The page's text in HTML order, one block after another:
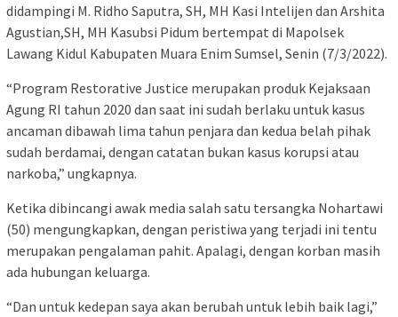
didampingi M. Ridho Saputra, SH, MH Kasi Intelijen dan Arshita
Agustian,SH, MH Kasubsi Pidum bertempat di Mapolsek
Lawang Kidul Kabupaten Muara Enim Sumsel, Senin (7/3/2022).
“Program Restorative Justice merupakan produk Kejaksaan
Agung RI tahun 2020 dan saat ini sudah berlaku untuk kasus
ancaman dibawah lima tahun penjara dan kedua belah pihak
sudah berdamai, dengan catatan bukan kasus korupsi atau
narkoba,” ungkapnya.
Ketika dibincangi awak media salah satu tersangka Nohartawi
(50) mengungkapkan, dengan peristiwa yang terjadi ini tentu
merupakan pengalaman pahit. Apalagi, dengan korban masih
ada hubungan keluarga.
“Dan untuk kedepan saya akan berubah untuk lebih baik lagi,”